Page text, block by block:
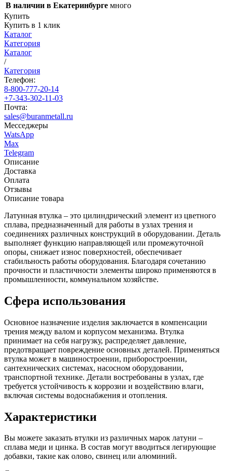
В наличии в Екатеринбурге много
Купить
Купить в 1 клик
Каталог
Категория
Каталог
/
Категория
Телефон:
8-800-777-20-14
+7-343-302-11-03
Почта:
sales@buranmetall.ru
Месседжеры
WatsApp
Max
Telegram
Описание
Доставка
Оплата
Отзывы
Описание товара
Латунная втулка – это цилиндрический элемент из цветного
сплава, предназначенный для работы в узлах трения и
соединениях различных конструкций в оборудовании. Деталь
выполняет функцию направляющей или промежуточной
опоры, снижает износ поверхностей, обеспечивает
стабильность работы оборудования. Благодаря сочетанию
прочности и пластичности элементы широко применяются в
промышленности, коммунальном хозяйстве.
Сфера использования
Основное назначение изделия заключается в компенсации
трения между валом и корпусом механизма. Втулка
принимает на себя нагрузку, распределяет давление,
предотвращает повреждение основных деталей. Применяться
втулка может в машиностроении, приборостроении,
сантехнических системах, насосном оборудовании,
транспортной технике. Детали востребованы в узлах, где
требуется устойчивость к коррозии и воздействию влаги,
включая системы водоснабжения и отопления.
Характеристики
Вы можете заказать втулки из различных марок латуни –
сплава меди и цинка. В состав могут вводиться легирующие
добавки, такие как олово, свинец или алюминий.